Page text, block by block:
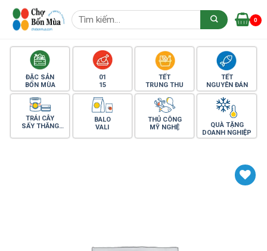
Skip
Tìm
kiếm:
0
ĐẶC SẢN
BỐN MÙA
01
15
TẾT
TRUNG THU
TẾT
NGUYÊN ĐÁN
TRÁI CÂY
SẤY THĂNG
BALO
VALI
THỦ CÔNG
MỸ NGHỆ
QUÀ TẶNG
DOANH NGHIỆP